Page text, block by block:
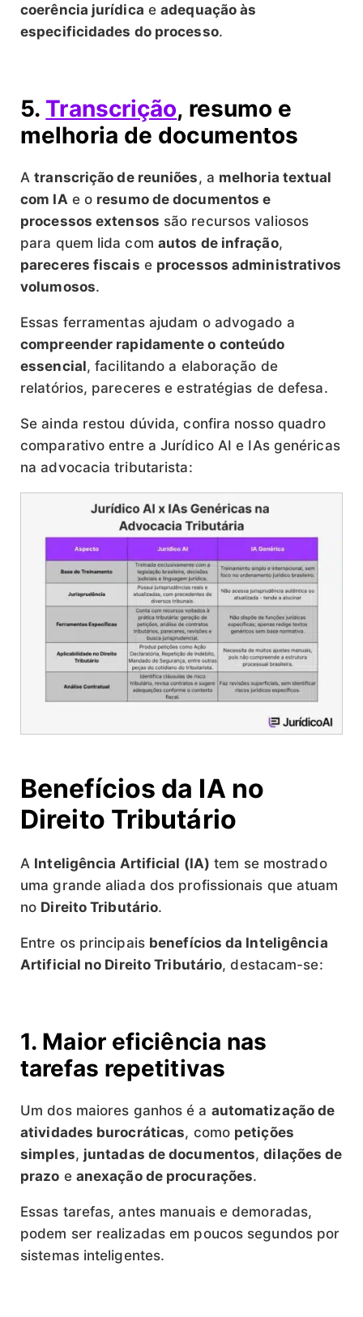
coerência jurídica eadequação às
especificidades do processo.
5. Transcrição, resumo e
melhoria de documentos
Atranscrição de reuniões, a melhoria textual
com IA e o resumo de documentos e
processos extensos são recursos valiosos
para quem lida com autos de infração,
pareceres fiscais e processos administrativos
volumosos.
Essas ferramentas ajudam o advogado a
compreender rapidamente o conteúdo
essencial, facilitando a elaboração de
relatórios, pareceres e estratégias de defesa.
Se ainda restou dúvida, confira nosso quadro
comparativo entre a Jurídico AI e IAs genéricas
na advocacia tributarista:
Benefícios da IA no
Direito Tributário
A Inteligência Artificial (IA) tem se mostrado
uma grande aliada dos profissionais que atuam
no Direito Tributário.
Entre os principais benefícios da Inteligência
Artificial no Direito Tributário, destacam-se:
1. Maior eficiência nas
tarefas repetitivas
Um dos maiores ganhos é a automatização de
atividades burocráticas, como petições
simples, juntadas de documentos,dilações de
prazo e anexação de procurações.
Essas tarefas, antes manuais e demoradas,
podem ser realizadas em poucos segundos por
sistemas inteligentes.